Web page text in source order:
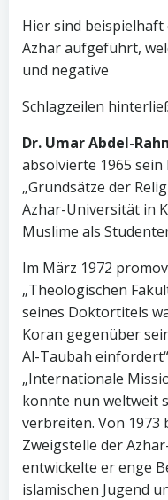
Hier sind beispielhaft
Azhar aufgeführt,
und negative
Schlagzeilen
Dr. Umar Abdel-
absolvierte 1965
„Grundsätze der
Azhar-Universität in
Muslime als
Im März 1972
„Theologischen
seines Doktortitels
Koran gegenüber
Al-Taubah
„Internationale
konnte nun weltweit
verbreiten. Von 1973
Zweigstelle der
entwickelte er enge
islamischen Jugend